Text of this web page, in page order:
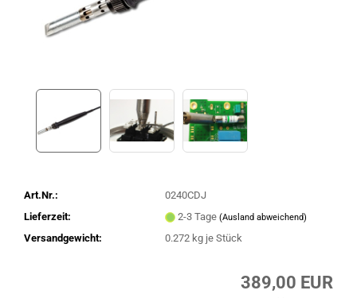
Art.Nr.:
0240CDJ
Lieferzeit:
2-3 Tage (Ausland abweichend)
Versandgewicht: 0.272kg je Stück
389,00 EUR